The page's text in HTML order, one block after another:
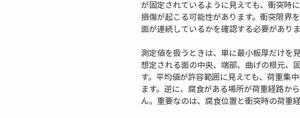
が固定されているように見えても、衝突時
損傷が起こる可能性があります。衝突限界
面が連続しているかを確認する必要がありま
測定値を扱うときは、単に最小板厚だけを
想定される面の中央、端部、曲げの根元、
す。平均値が許容範囲に見えても、荷重集
ます。逆に、腐食がある場所が荷重経路か
ん。重要なのは、腐食位置と衝突時の荷重